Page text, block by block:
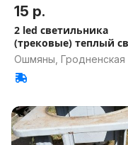
15 р.
2 led светильника
(трековые) теплый
Ошмяны, Гродненская